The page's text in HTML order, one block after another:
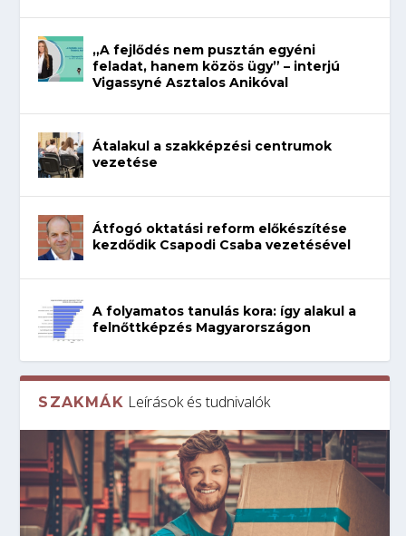
„A fejlődés nem pusztán egyéni
feladat, hanem közös ügy” – interjú
Vigassyné Asztalos Anikóval
Átalakul a szakképzési centrumok
vezetése
Átfogó oktatási reform előkészítése
kezdődik Csapodi Csaba vezetésével
A folyamatos tanulás kora: így alakul a
felnőttképzés Magyarországon
SZAKMÁK Leírások és tudnivalók